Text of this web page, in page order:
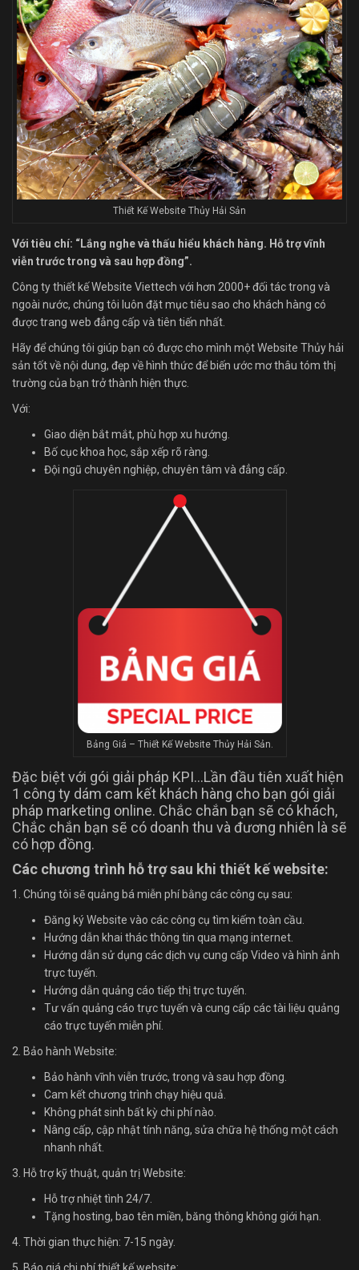
Thiết Kế Website Thủy Hải Sản
Với tiêu chí: “Lắng nghe và thấu hiểu khách hàng. Hỗ trợ vĩnh
viễn trước trong và sau hợp đồng”.
Công ty thiết kế Website Viettech với hơn 2000+ đối tác trong và
ngoài nước, chúng tôi luôn đặt mục tiêu sao cho khách hàng có
được trang web đẳng cấp và tiên tiến nhất.
Hãy để chúng tôi giúp bạn có được cho mình một Website Thủy hải
sản tốt về nội dung, đẹp về hình thức để biến ước mơ thâu tóm thị
trường của bạn trở thành hiện thực.
Với:
Giao diện bắt mắt, phù hợp xu hướng.
Bố cục khoa học, sắp xếp rõ ràng.
Đội ngũ chuyên nghiệp, chuyên tâm và đẳng cấp.
Bảng Giá – Thiết Kế Website Thủy Hải Sản.
Đặc biệt với gói giải pháp KPI…Lần đầu tiên xuất hiện
1 công ty dám cam kết khách hàng cho bạn gói giải
pháp marketing online. Chắc chắn bạn sẽ có khách,
Chắc chắn bạn sẽ có doanh thu và đương nhiên là sẽ
có hợp đồng.
Các chương trình hỗ trợ sau khi thiết kế website:
1. Chúng tôi sẽ quảng bá miễn phí bằng các công cụ sau:
Đăng ký Website vào các công cụ tìm kiếm toàn cầu.
Hướng dẫn khai thác thông tin qua mạng internet.
Hướng dẫn sử dụng các dịch vụ cung cấp Video và hình ảnh
trực tuyến.
Hướng dẫn quảng cáo tiếp thị trực tuyến.
Tư vấn quảng cáo trực tuyến và cung cấp các tài liệu quảng
cáo trực tuyến miễn phí.
2. Bảo hành Website:
Bảo hành vĩnh viễn trước, trong và sau hợp đồng.
Cam kết chương trình chạy hiệu quả.
Không phát sinh bất kỳ chi phí nào.
Nâng cấp, cập nhật tính năng, sửa chữa hệ thống một cách
nhanh nhất.
3. Hỗ trợ kỹ thuật, quản trị Website:
Hỗ trợ nhiệt tình 24/7.
Tặng hosting, bao tên miền, băng thông không giới hạn.
4. Thời gian thực hiện: 7-15 ngày.